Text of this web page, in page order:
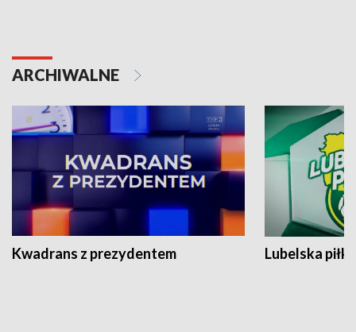
ARCHIWALNE
Kwadrans z prezydentem Lubelska piłka